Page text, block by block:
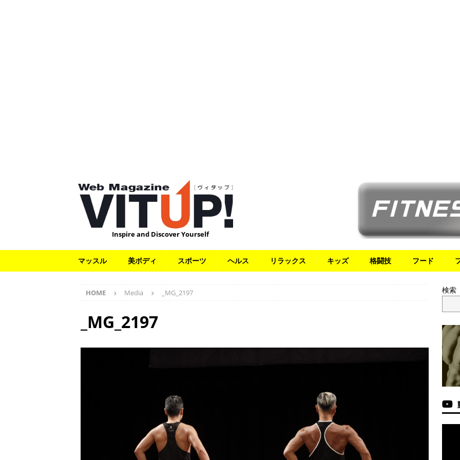
Inspire and Discover Yourself
マッスル 美ボディ スポーツ ヘルス リラックス キッズ 格闘技 フード
HOME Media _MG_2197
_MG_2197
検索